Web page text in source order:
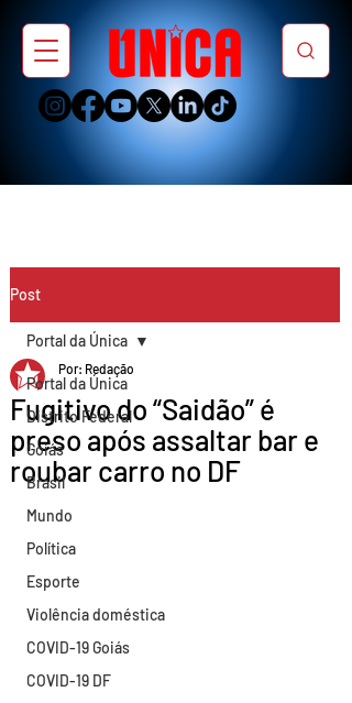
Post
Portal da Única
Distrito Federal
Goiás
Brasil
Mundo
Política
Esporte
Violência doméstica
COVID-19 Goiás
COVID-19 DF
Portal da Única
Fugitivo do “Saidão” é
preso após assaltar bar e
roubar carro no DF
Por: Redação